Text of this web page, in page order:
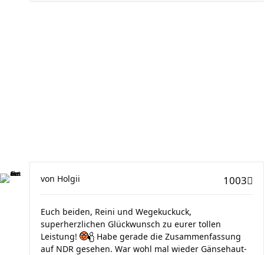
1003
von Holgii
Euch beiden, Reini und Wegekuckuck,
superherzlichen Glückwunsch zu eurer tollen
Leistung!
Habe gerade die Zusammenfassung
auf NDR gesehen. War wohl mal wieder Gänsehaut-